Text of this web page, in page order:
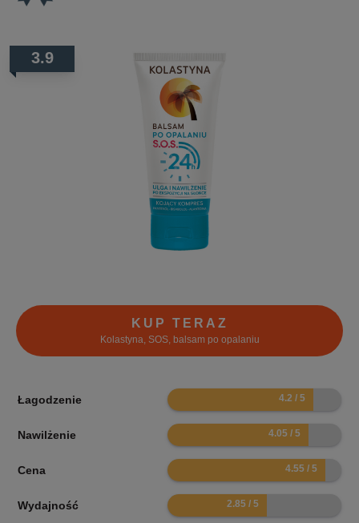
3.9
KUP TERAZ
Kolastyna, SOS, balsam po opalaniu
Łagodzenie 8.4
Nawilżenie 8.1
Cena 9.1
Wydajność 5.7